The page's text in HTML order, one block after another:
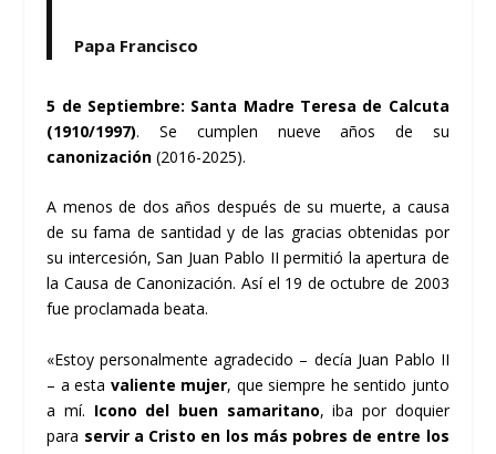
Papa Francisco
5 de Septiembre: Santa Madre Teresa de Calcuta
(1910/1997). Se cumplen nueve años de su
canonización (2016-2025).
A menos de dos años después de su muerte, a causa
de su fama de santidad y de las gracias obtenidas por
su intercesión, San Juan Pablo II permitió la apertura de
la Causa de Canonización. Así el 19 de octubre de 2003
fue proclamada beata.
«Estoy personalmente agradecido – decía Juan Pablo II
– a esta valiente mujer, que siempre he sentido junto
a mí. Icono del buen samaritano, iba por doquier
para servir a Cristo en los más pobres de entre los